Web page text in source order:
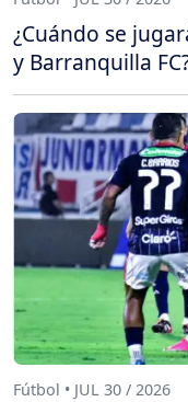
¿Cuándo se
y Barranquilla
Fútbol • JUL 30 / 2026